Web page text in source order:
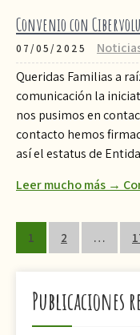
Convenio con
07/05/2025
Queridas Familias a
comunicación la
nos pusimos en
contacto hemos
así el estatus de
Leer mucho más →
Paginación
entradas
1 2 …
Publicaciones